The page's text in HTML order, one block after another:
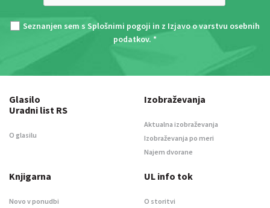
Seznanjen sem s Splošnimi pogoji in z Izjavo o varstvu osebnih
podatkov. *
Glasilo
Uradni list RS
O glasilu
Izobraževanja
Aktualna izobraževanja
Izobraževanja po meri
Najem dvorane
Knjigarna
Novo v ponudbi
UL info tok
O storitvi